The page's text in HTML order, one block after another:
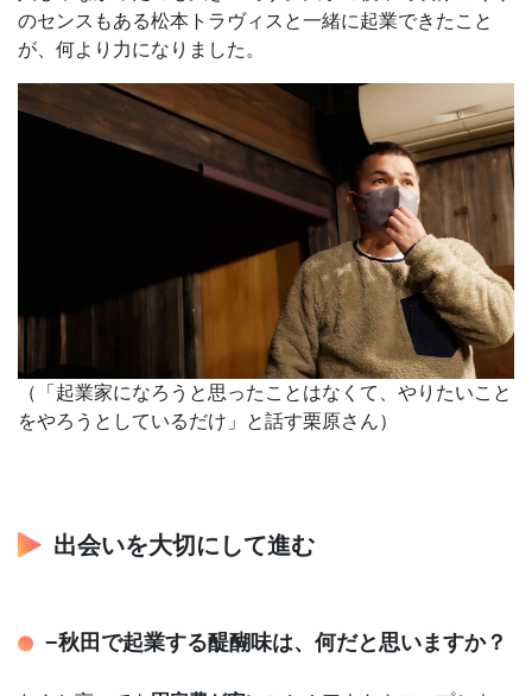
のセンスもある松本トラヴィスと一緒に起業できたこと
が、何より力になりました。
（「起業家になろうと思ったことはなくて、やりたいこと
をやろうとしているだけ」と話す栗原さん）
出会いを大切にして進む
−秋田で起業する醍醐味は、何だと思いますか？